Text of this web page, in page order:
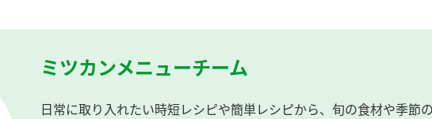
ミツカンメニューチーム
日常に取り入れたい時短レシピや簡単レシピから、旬の食材や季節